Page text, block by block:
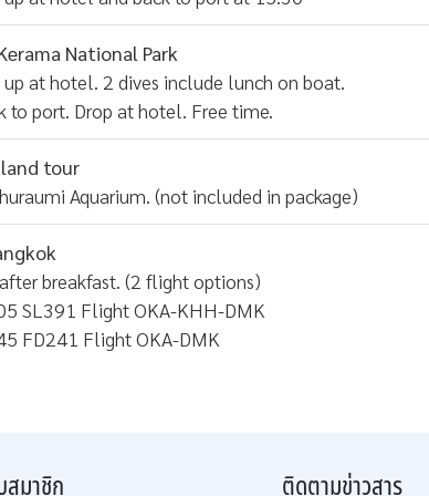
National Park
at hotel. 2 dives include lunch on boat.
to port. Drop at hotel. Free time.
land tour
Aquarium. (not included in package)
breakfast. (2 flight options)
SL391 Flight OKA-KHH-DMK
FD241 Flight OKA-DMK
สมาชิก ติดตามข่าวสาร